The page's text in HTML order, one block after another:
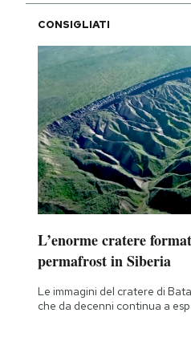
CONSIGLIATI
L’enorme cratere
permafrost in Siberia
Le immagini del cratere di
che da decenni continua a